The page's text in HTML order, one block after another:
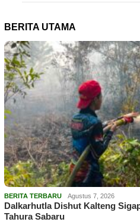
BERITA UTAMA
BERITA TERBARU Agustus 7, 2026
Dalkarhutla Dishut Kalteng
Tahura Sabaru